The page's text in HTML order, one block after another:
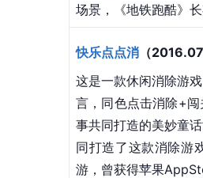
场景，《地铁跑酷》
快乐点点消 （
这是一款休闲消除游
言，同色点击消除+
事共同打造的美妙童
同打造了这款消除游
游，曾获得苹果